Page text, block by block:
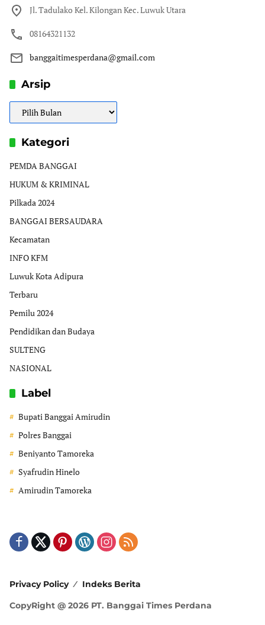
Jl. Tadulako Kel. Kilongan Kec. Luwuk Utara
08164321132
banggaitimesperdana@gmail.com
Arsip
Kategori
PEMDA BANGGAI
HUKUM & KRIMINAL
Pilkada 2024
BANGGAI BERSAUDARA
Kecamatan
INFO KFM
Luwuk Kota Adipura
Terbaru
Pemilu 2024
Pendidikan dan Budaya
SULTENG
NASIONAL
Label
Bupati Banggai Amirudin
Polres Banggai
Beniyanto Tamoreka
Syafrudin Hinelo
Amirudin Tamoreka
Privacy Policy
Indeks Berita
CopyRight @ 2026 PT. Banggai Times Perdana